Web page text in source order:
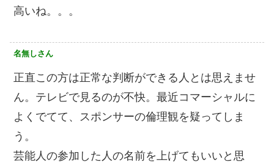
高いね。。。
名無しさん
正直この方は正常な判断ができる人とは思えませ
ん。テレビで見るのが不快。最近コマーシャルに
よくでてて、スポンサーの倫理観を疑ってしま
う。
芸能人の参加した人の名前を上げてもいいと思